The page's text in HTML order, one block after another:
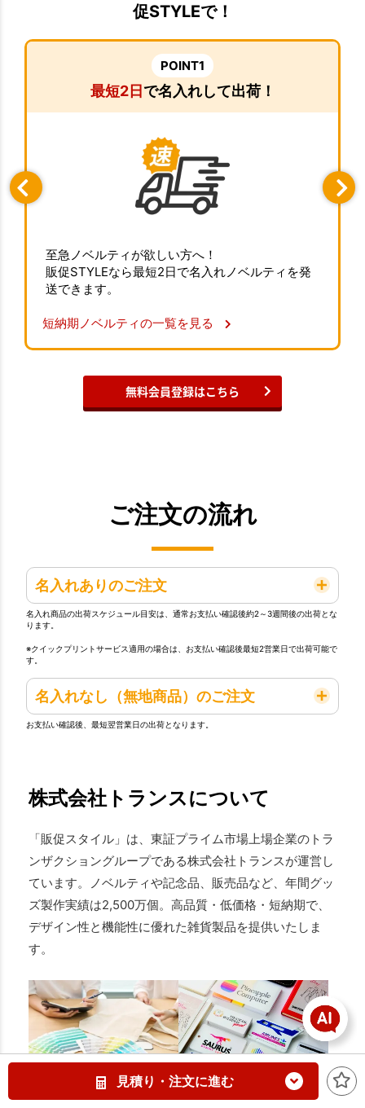
見積り・注文に進む
促STYLEで！
POINT1
最短2日 で名入れして出荷！
至急ノベルティが欲しい方へ！
販促STYLEなら最短2日で名入れノベルティを発
送できます。
短納期ノベルティの一覧を見る
無料会員登録はこちら
ご注文の流れ
名入れありのご注文
名入れ商品の出荷スケジュール目安は、通常お支払い確認後約2～3週間後の出荷とな
ります。
※クイックプリントサービス適用の場合は、お支払い確認後最短2営業日で出荷可能で
す。
名入れなし（無地商品）のご注文
お支払い確認後、最短翌営業日の出荷となります。
株式会社トランスについて
「販促スタイル」は、東証プライム市場上場企業のトラ
ンザクショングループである株式会社トランスが運営し
ています。ノベルティや記念品、販売品など、年間グッ
ズ製作実績は2,500万個。高品質・低価格・短納期で、
デザイン性と機能性に優れた雑貨製品を提供いたしま
す。